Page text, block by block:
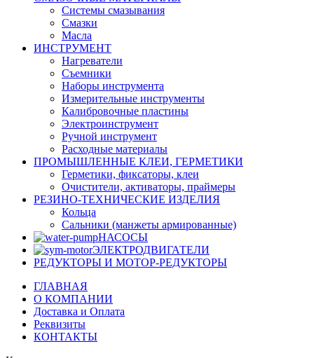
Системы смазывания
Смазки
Масла
ИНСТРУМЕНТ
Нагреватели
Съемники
Наборы инструмента
Измерительные инструменты
Калибровочные пластины
Электроинструмент
Ручной инструмент
Расходные материалы
ПРОМЫШЛЕННЫЕ КЛЕИ, ГЕРМЕТИКИ
Герметики, фиксаторы, клеи
Очистители, активаторы, праймеры
РЕЗИНО-ТЕХНИЧЕСКИЕ ИЗДЕЛИЯ
Кольца
Сальники (манжеты армированные)
НАСОСЫ
ЭЛЕКТРОДВИГАТЕЛИ
РЕДУКТОРЫ И МОТОР-РЕДУКТОРЫ
ГЛАВНАЯ
О КОМПАНИИ
Доставка и Оплата
Реквизиты
КОНТАКТЫ